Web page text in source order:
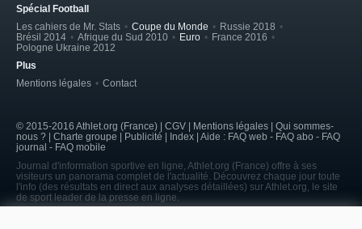
Spécial Football
Les cahiers de Mr. Stats
Coupe du Monde
Russie 2018
Brésil 2014
Afrique du Sud 2010 Euro
France 2016
Pologne Ukraine 2012
Plus
Mentions légales
Contact
© 2015-2016 Athlet.org (France) | CGV | Mentions légales | Qui sommes-
nous ? | Charte groupe | Publicité | Index | Aide : FAQ web - FAQ abo - FAQ
journal - FAQ mobile
Journal d'information sportive en ligne, Athlet.org (France) offre à ses
visiteurs un panorama complet de l'actualité. Découvrez chaque jour toute
l'info (des résultats en direct aux analyses détaillées) sur Athlet.org, le site
de sport leader de la presse en ligne.